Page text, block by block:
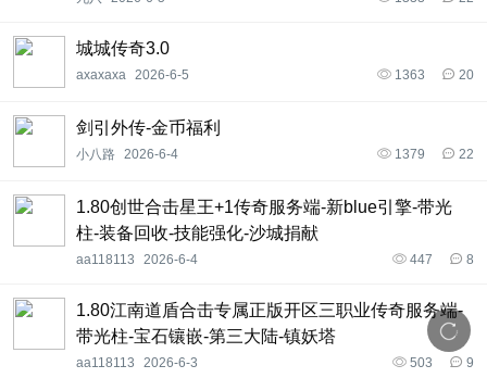
城城传奇3.0
axaxaxa 2026-6-5 20
1363
剑引外传-金币福利
小八路 2026-6-4 22
1379
1.80创世合击星王+1传奇服务端-新blue引擎-带光
柱-装备回收-技能强化-沙城捐献
aa118113 2026-6-4 8
447
1.80江南道盾合击专属正版开区三职业传奇服务端-
带光柱-宝石镶嵌-第三大陆-镇妖塔
aa118113 2026-6-3 9
503